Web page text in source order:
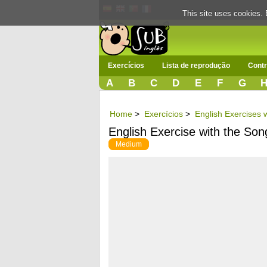
Exercícios Lista de reprodução
A B C D E F G H
Home > Exercícios > English Exercises
English Exercise with the
Medium
This site uses cookies.